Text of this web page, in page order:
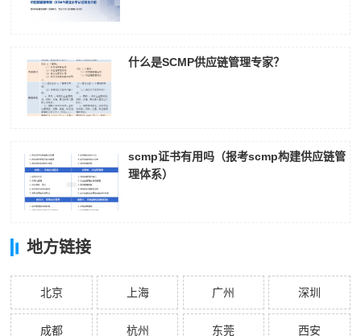
什么是SCMP供应链管理专家？
scmp证书有用吗（报考scmp构建供应链管
理体系）
地方链接
北京 上海 广州 深圳
成都 杭州 东莞 西安